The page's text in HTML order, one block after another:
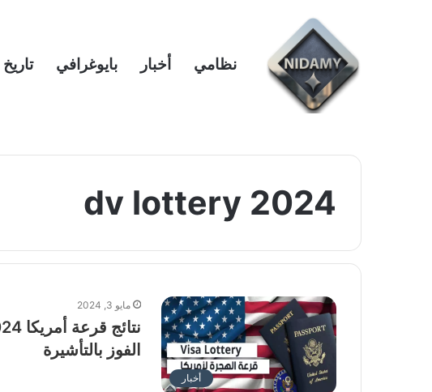
نظامي أخبار بايوغرافي تاريخ
dv lottery 2024
أخبار
مايو 3, 2024
الفوز بالتأشيرة